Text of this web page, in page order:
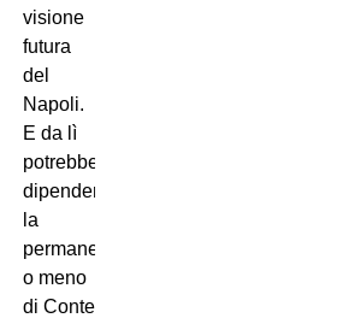
visione
futura
del
Napoli.
E da lì
potrebbe
dipendere
la
permanenza
o meno
di Conte